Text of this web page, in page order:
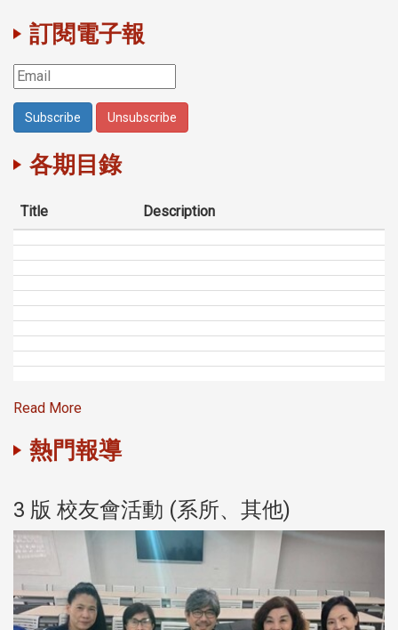
訂閱電子報
各期目錄
Title Description
Read More
熱門報導
3 版 校友會活動 (系所、其他)